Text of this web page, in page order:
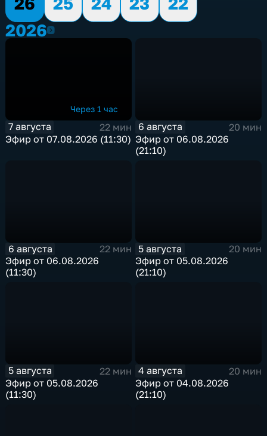
20262026
Через 1 час
7 августа
22 мин
Эфир от 07.08.2026 (11:30)
6 августа
20 мин
Эфир от 06.08.2026
(21:10)
6 августа
22 мин
Эфир от 06.08.2026
(11:30)
5 августа
20 мин
Эфир от 05.08.2026
(21:10)
5 августа
22 мин
Эфир от 05.08.2026
(11:30)
4 августа
20 мин
Эфир от 04.08.2026
(21:10)